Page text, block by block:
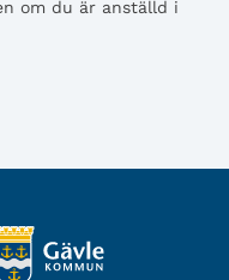
om du är anställd i